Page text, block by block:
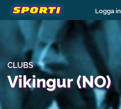
Logga in
CLUBS
Vikingur (NO)